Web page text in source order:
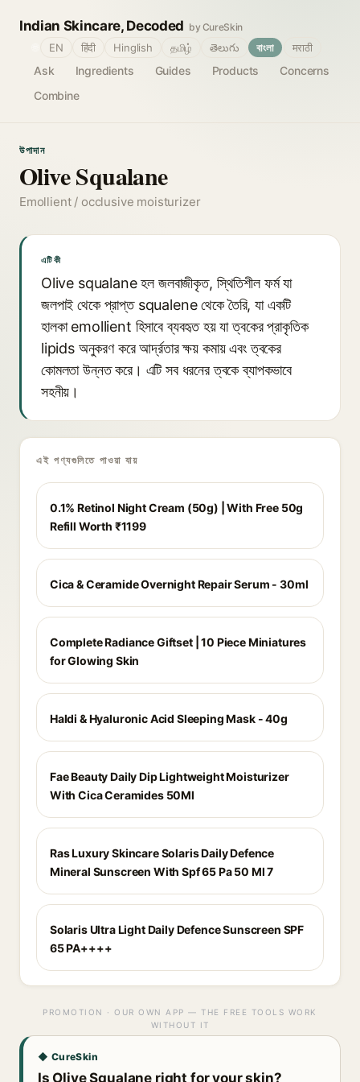
Indian Skincare, Decoded by CureSkin
Ask Ingredients Guides Products
Concerns
Combine
EN हिंदी Hinglish தமிழ் తెలుగు বাংলা मराठी
উপাদান
Olive Squalane
Emollient / occlusive moisturizer
এটি কী
Olive squalane হল জলবাজীকৃত, স্থিতিশীল ফর্ম যা
জলপাই থেকে প্রাপ্ত squalene থেকে তৈরি, যা একটি
হালকা emollient হিসাবে ব্যবহৃত হয় যা ত্বকের প্রাকৃতিক
lipids অনুকরণ করে আর্দ্রতার ক্ষয় কমায় এবং ত্বকের
কোমলতা উন্নত করে। এটি সব ধরনের ত্বকে ব্যাপকভাবে
সহনীয়।
এই পণ্যগুলিতে পাওয়া যায়
0.1% Retinol Night Cream (50g) | With Free 50g
Refill Worth ₹1199
Cica & Ceramide Overnight Repair Serum - 30ml
Complete Radiance Giftset | 10 Piece Miniatures
for Glowing Skin
Haldi & Hyaluronic Acid Sleeping Mask - 40g
Fae Beauty Daily Dip Lightweight Moisturizer
With Cica Ceramides 50Ml
Ras Luxury Skincare Solaris Daily Defence
Mineral Sunscreen With Spf 65 Pa 50 Ml 7
Solaris Ultra Light Daily Defence Sunscreen SPF
65 PA++++
PROMOTION · OUR OWN APP — THE FREE TOOLS WORK
WITHOUT IT
◆ CureSkin
Is Olive Squalane right for your skin?